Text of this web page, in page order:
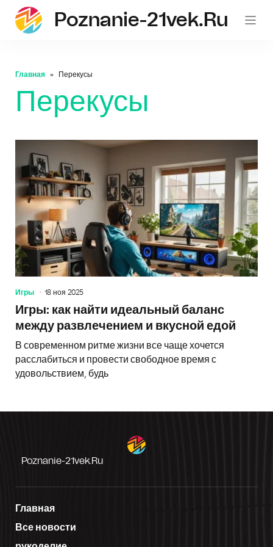
Poznanie-21vek.ru
Главная Перекусы
Перекусы
Игры 18 ноя 2025
Игры: как найти идеальный баланс
между развлечением и вкусной едой
В современном ритме жизни все чаще хочется
расслабиться и провести свободное время с
удовольствием, будь
Poznanie-21vek.ru
Главная
Все новости